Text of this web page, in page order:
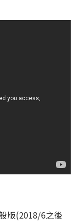
版(2018/6之後